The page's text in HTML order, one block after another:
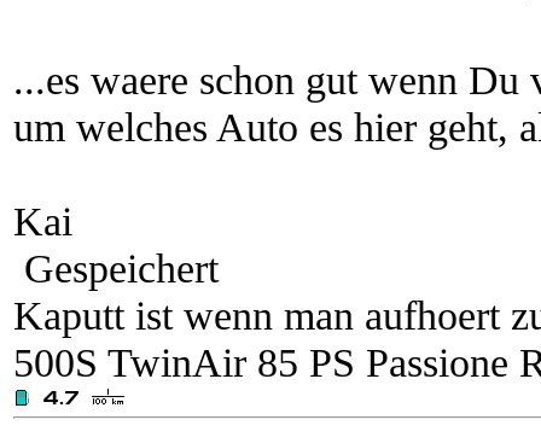
...es waere schon gut wenn
um welches Auto es hier geht,
Kai
Gespeichert
Kaputt ist wenn man aufhoert
500S TwinAir 85 PS Passione